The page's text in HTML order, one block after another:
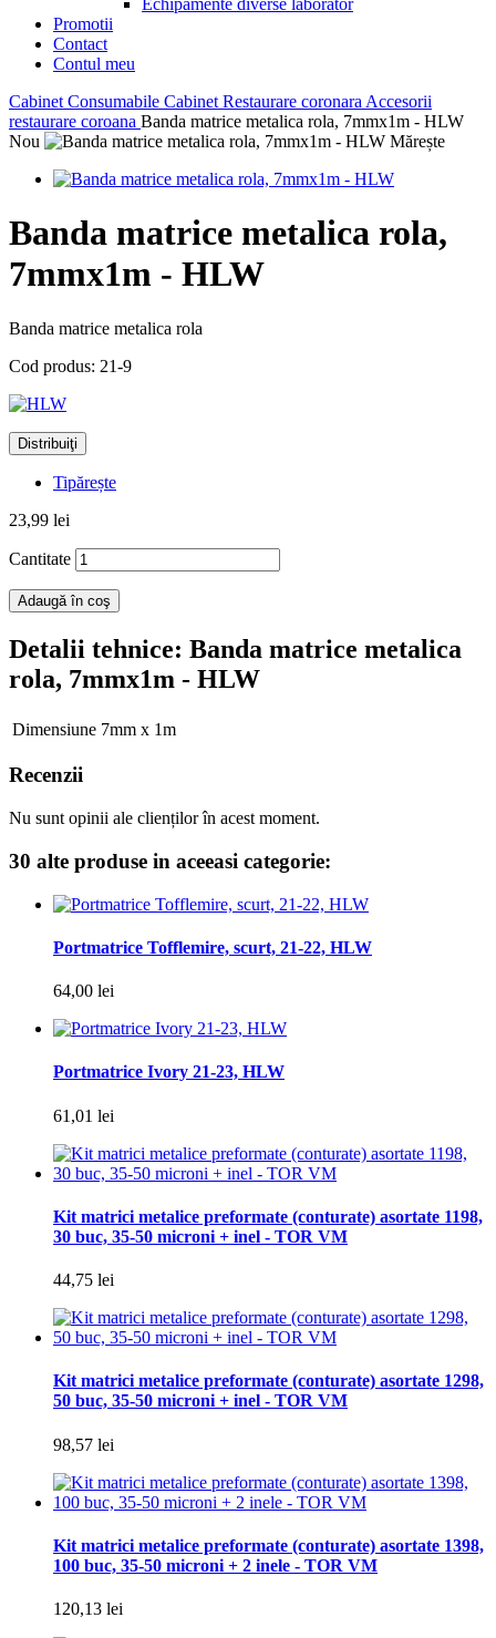
Echipamente diverse laborator
Promotii
Contact
Contul meu
Cabinet Consumabile Cabinet Restaurare coronara Accesorii
restaurare coroana Banda matrice metalica rola, 7mmx1m - HLW
Nou
Mărește
Banda matrice metalica rola,
7mmx1m - HLW
Banda matrice metalica rola
Cod produs: 21-9
Distribuiţi
Tipărește
23,99 lei
Cantitate
Adaugă în coş
Detalii tehnice: Banda matrice metalica
rola, 7mmx1m - HLW
Dimensiune 7mm x 1m
Recenzii
Nu sunt opinii ale clienților în acest moment.
30 alte produse in aceeasi categorie:
Portmatrice Tofflemire, scurt, 21-22, HLW
64,00 lei
Portmatrice Ivory 21-23, HLW
61,01 lei
Kit matrici metalice preformate (conturate) asortate 1198,
30 buc, 35-50 microni + inel - TOR VM
44,75 lei
Kit matrici metalice preformate (conturate) asortate 1298,
50 buc, 35-50 microni + inel - TOR VM
98,57 lei
Kit matrici metalice preformate (conturate) asortate 1398,
100 buc, 35-50 microni + 2 inele - TOR VM
120,13 lei